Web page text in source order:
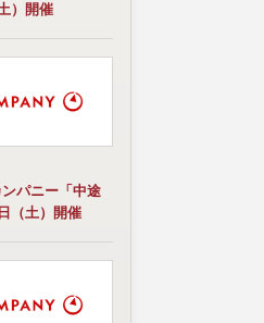
）開催
パニー「中途
（土）開催